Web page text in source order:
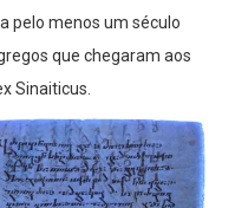
pelo menos um século
que chegaram aos
Sinaiticus.